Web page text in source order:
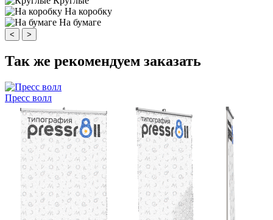
На коробку
На бумаге
< >
Так же рекомендуем заказать
Пресс волл